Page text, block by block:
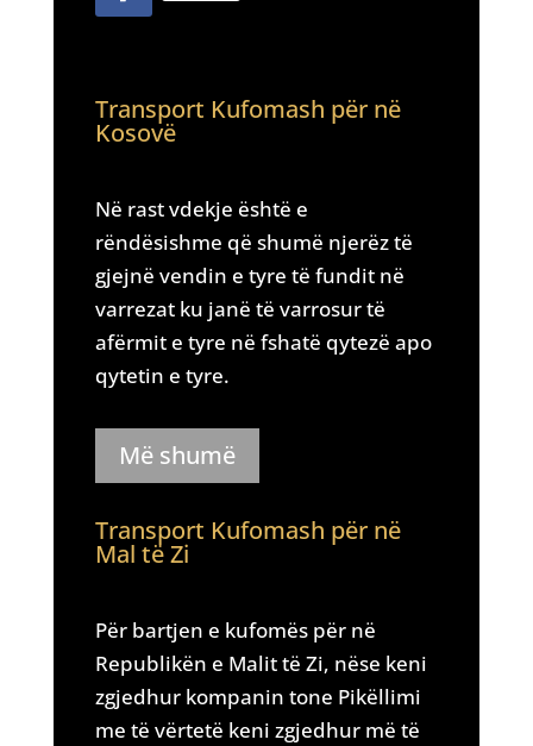
Transport Kufomash për në
Kosovë
Në rast vdekje është e
rëndësishme që shumë njerëz të
gjejnë vendin e tyre të fundit në
varrezat ku janë të varrosur të
afërmit e tyre në fshatë qytezë apo
qytetin e tyre.
Më shumë
Transport Kufomash për në
Mal të Zi
Për bartjen e kufomës për në
Republikën e Malit të Zi, nëse keni
zgjedhur kompanin tone Pikëllimi
me të vërtetë keni zgjedhur më të